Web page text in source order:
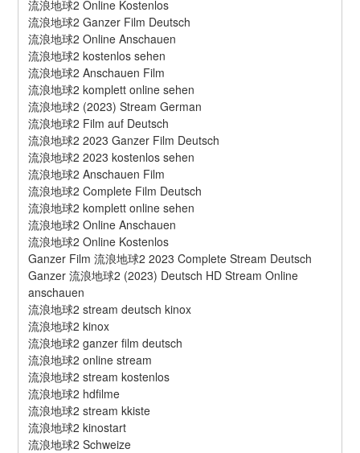
流浪地球2 Online Kostenlos
流浪地球2 Ganzer Film Deutsch
流浪地球2 Online Anschauen
流浪地球2 kostenlos sehen
流浪地球2 Anschauen Film
流浪地球2 komplett online sehen
流浪地球2 (2023) Stream German
流浪地球2 Film auf Deutsch
流浪地球2 2023 Ganzer Film Deutsch
流浪地球2 2023 kostenlos sehen
流浪地球2 Anschauen Film
流浪地球2 Complete Film Deutsch
流浪地球2 komplett online sehen
流浪地球2 Online Anschauen
流浪地球2 Online Kostenlos
Ganzer Film 流浪地球2 2023 Complete Stream Deutsch
Ganzer 流浪地球2 (2023) Deutsch HD Stream Online
anschauen
流浪地球2 stream deutsch kinox
流浪地球2 kinox
流浪地球2 ganzer film deutsch
流浪地球2 online stream
流浪地球2 stream kostenlos
流浪地球2 hdfilme
流浪地球2 stream kkiste
流浪地球2 kinostart
流浪地球2 Schweize